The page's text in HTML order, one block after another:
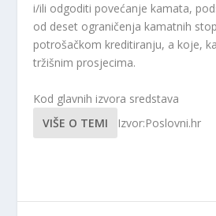
i/ili odgoditi povećanje kamata,
od deset ograničenja kamatnih
potrošačkom kreditiranju, a koje,
tržišnim prosjecima.
Kod glavnih izvora sredstava
VIŠE O TEMI
Izvor:Poslovni.hr